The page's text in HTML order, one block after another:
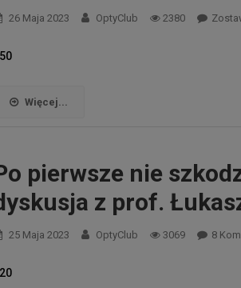
26 Maja 2023 OptyClub 2380
Więcej...
pierwsze nie
z prof.
25 Maja 2023 OptyClub 3069 8